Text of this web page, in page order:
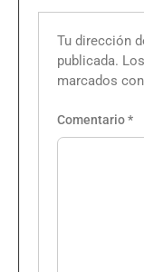
Tu dirección
publicada.
marcados con
Comentario*